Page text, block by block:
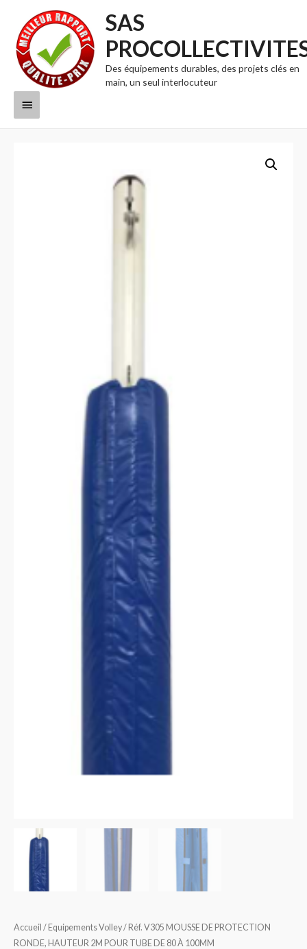
SAS
Des équipements durables, des projets clés en
main, un seul interlocuteur
Menu
Accueil / Equipements Volley/ Réf. V305 MOUSSE DE PROTECTION
RONDE, HAUTEUR 2M POUR TUBE DE 80 À 100MM